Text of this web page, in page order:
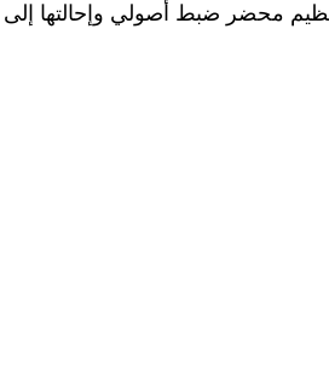
وتنظيم محضر ضبط أصولي